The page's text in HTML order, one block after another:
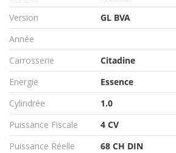
Version
GL BVA
Année
Carrosserie
Citadine
Energie
Essence
Cylindrée
1.0
Puissance Fiscale
4 CV
Puissance Réelle
68 CH DIN